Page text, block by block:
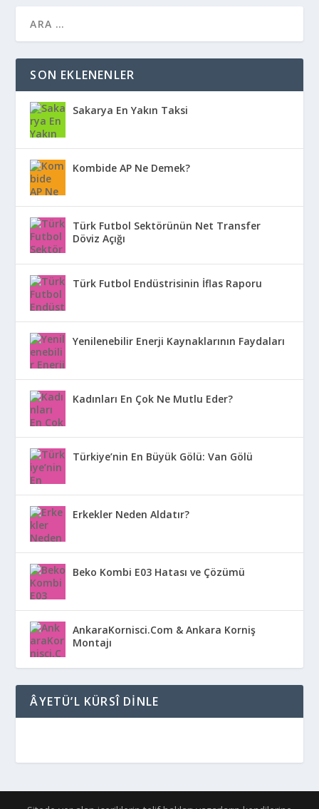
SON EKLENENLER
Sakarya En Yakın Taksi
Kombide AP Ne Demek?
Türk Futbol Sektörünün Net Transfer
Döviz Açığı
Türk Futbol Endüstrisinin İflas Raporu
Yenilenebilir Enerji Kaynaklarının Faydaları
Kadınları En Çok Ne Mutlu Eder?
Türkiye’nin En Büyük Gölü: Van Gölü
Erkekler Neden Aldatır?
Beko Kombi E03 Hatası ve Çözümü
AnkaraKornisci.Com & Ankara Korniş
Montajı
ÂYETÜ’L KÜRSÎ DINLE